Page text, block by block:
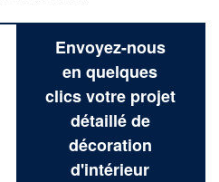
Envoyez-nous
en quelques
clics votre projet
détaillé de
décoration
d'intérieur